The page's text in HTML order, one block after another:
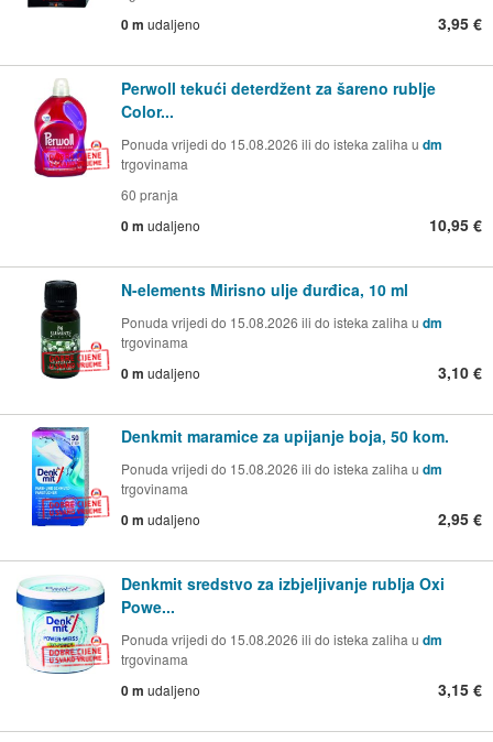
0 m udaljeno 3,95 €
Perwoll tekući deterdžent za šareno rublje
Color...
Ponuda vrijedi do 15.08.2026 ili do isteka zaliha u dm
trgovinama
60 pranja
0 m udaljeno 10,95 €
N-elements Mirisno ulje đurđica, 10 ml
Ponuda vrijedi do 15.08.2026 ili do isteka zaliha u dm
trgovinama
0 m udaljeno 3,10 €
Denkmit maramice za upijanje boja, 50 kom.
Ponuda vrijedi do 15.08.2026 ili do isteka zaliha u dm
trgovinama
0 m udaljeno 2,95 €
Denkmit sredstvo za izbjeljivanje rublja Oxi
Powe...
Ponuda vrijedi do 15.08.2026 ili do isteka zaliha u dm
trgovinama
0 m udaljeno 3,15 €